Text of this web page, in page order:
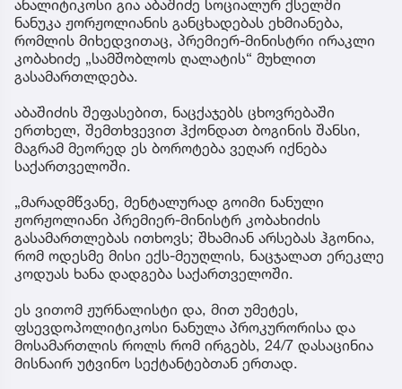
ანალიტიკოსი გია აბაშიძე სოციალურ ქსელში
ნანუკა ჟორჟოლიანის განცხადებას ეხმიანება,
რომლის მიხედვითაც, პრემიერ-მინისტრი ირაკლი
კობახიძე „სამშობლოს ღალატის“ მუხლით
გასამართლდება.
აბაშიძის შეფასებით, ნაცქაჯებს ცხოვრებაში
ერთხელ, შემთხვევით ჰქონდათ ბოგინის შანსი,
მაგრამ მეორედ ეს ბოროტება ვეღარ იქნება
საქართველოში.
„მარადმწვანე, მენტალურად გოიმი ნანული
ჟორჟოლიანი პრემიერ-მინისტრ კობახიძის
გასამართლებას ითხოვს; შხამიან არსებას ჰგონია,
რომ ოდესმე მისი ექს-მეუღლის, ნაცჯალათ ერეკლე
კოდუას ხანა დადგება საქართველოში.
ეს ვითომ ჟურნალისტი და, მით უმეტეს,
ფსევდოპოლიტიკოსი ნანულა პროკურორისა და
მოსამართლის როლს რომ ირგებს, 24/7 დასაცინია
მისნაირ უტვინო სექტანტებთან ერთად.